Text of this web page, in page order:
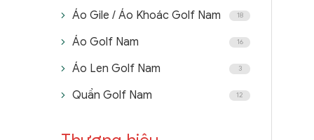
THỜI TRANG GOLF
GIÀY GOLF
PHỤ KIỆN GOLF
Áo Gile / Áo Khoác Golf Nam 18
Áo Golf Nam 16
Áo Len Golf Nam 3
Quần Golf Nam 12